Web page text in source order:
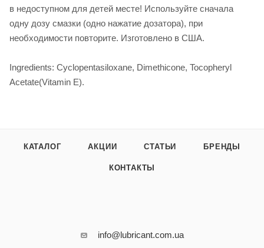
в недоступном для детей месте! Используйте сначала
одну дозу смазки (одно нажатие дозатора), при
необходимости повторите. Изготовлено в США.
Ingredients: Cyclopentasiloxane, Dimethicone, Tocopheryl
Acetate(Vitamin E).
КАТАЛОГ АКЦИИ СТАТЬИ БРЕНДЫ
КОНТАКТЫ
info@lubricant.com.ua